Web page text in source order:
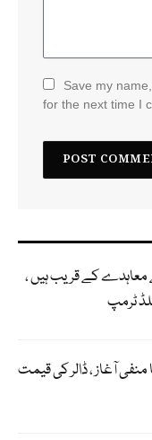
Save my
for the next time I
معاہدے کے قریب ہیں ،
ٹرمپ
آغاز ، ڈالر کی قیمت